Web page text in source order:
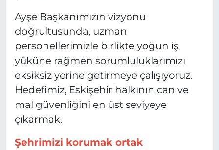
Ayşe Başkanımızın vizyonu
doğrultusunda, uzman
personellerimizle birlikte yoğun iş
yüküne rağmen sorumluluklarımızı
eksiksiz yerine getirmeye çalışıyoruz.
Hedefimiz, Eskişehir halkının can ve
mal güvenliğini en üst seviyeye
çıkarmak.
Şehrimizi korumak ortak